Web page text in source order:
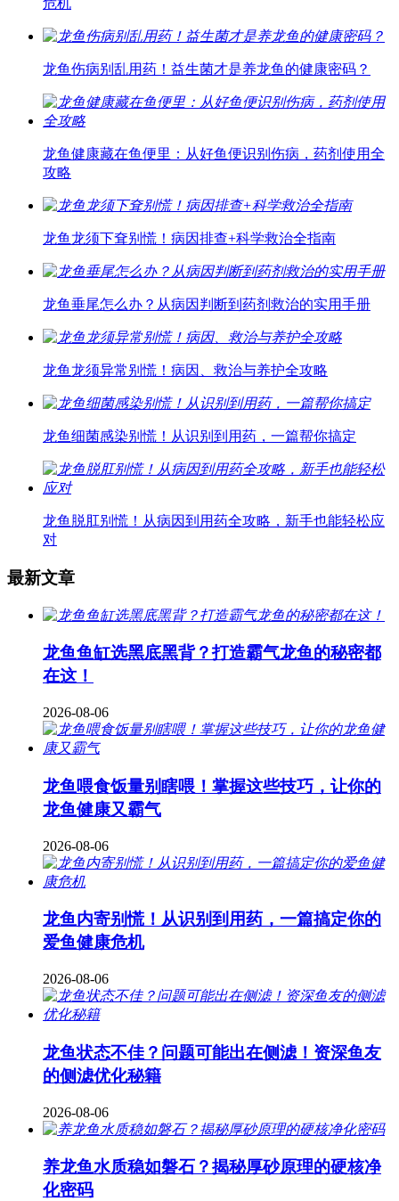
危机
龙鱼伤病别乱用药！益生菌才是养龙鱼的健康密码？
龙鱼健康藏在鱼便里：从好鱼便识别伤病，药剂使用全
攻略
龙鱼龙须下耷别慌！病因排查+科学救治全指南
龙鱼垂尾怎么办？从病因判断到药剂救治的实用手册
龙鱼龙须异常别慌！病因、救治与养护全攻略
龙鱼细菌感染别慌！从识别到用药，一篇帮你搞定
龙鱼脱肛别慌！从病因到用药全攻略，新手也能轻松应
对
最新文章
龙鱼鱼缸选黑底黑背？打造霸气龙鱼的秘密都
在这！
2026-08-06
龙鱼喂食饭量别瞎喂！掌握这些技巧，让你的
龙鱼健康又霸气
2026-08-06
龙鱼内寄别慌！从识别到用药，一篇搞定你的
爱鱼健康危机
2026-08-06
龙鱼状态不佳？问题可能出在侧滤！资深鱼友
的侧滤优化秘籍
2026-08-06
养龙鱼水质稳如磐石？揭秘厚砂原理的硬核净
化密码